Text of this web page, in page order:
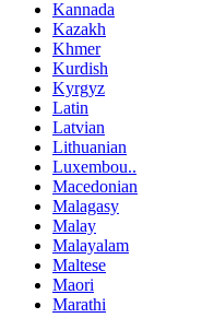
Kannada
Kazakh
Khmer
Kurdish
Kyrgyz
Latin
Latvian
Lithuanian
Luxembou..
Macedonian
Malagasy
Malay
Malayalam
Maltese
Maori
Marathi